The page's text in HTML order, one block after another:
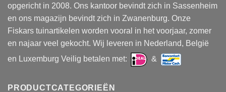
opgericht in 2008. Ons kantoor bevindt zich in Sassenheim
en ons magazijn bevindt zich in Zwanenburg. Onze
Fiskars tuinartikelen worden vooral in het voorjaar, zomer
en najaar veel gekocht. Wij leveren in Nederland, België
en Luxemburg Veilig betalen met:
&
PRODUCTCATEGORIEËN